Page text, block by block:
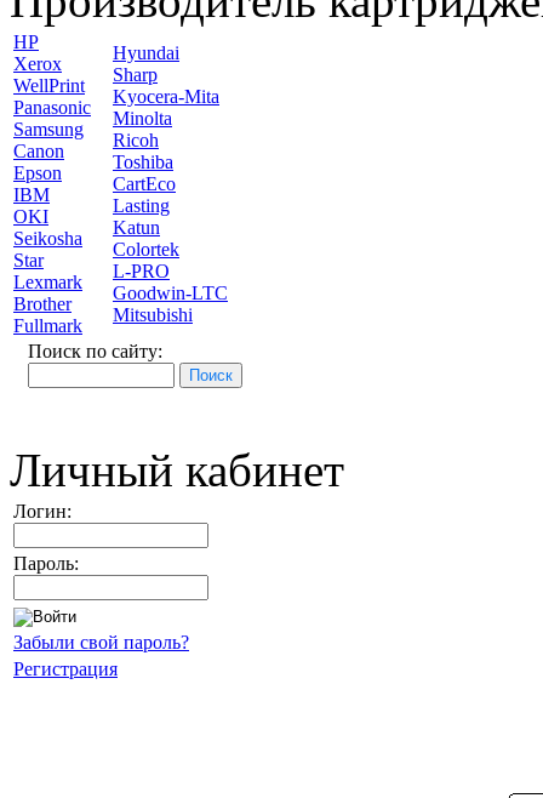
HP
Xerox
WellPrint
Panasonic
Samsung
Canon
Epson
IBM
OKI
Seikosha
Star
Lexmark
Brother
Fullmark
Hyundai
Sharp
Kyocera-Mita
Minolta
Ricoh
Toshiba
CartEco
Lasting
Katun
Colortek
L-PRO
Goodwin-LTC
Mitsubishi
Поиск по сайту:
Личный кабинет
Логин:
Пароль:
Забыли свой пароль?
Регистрация